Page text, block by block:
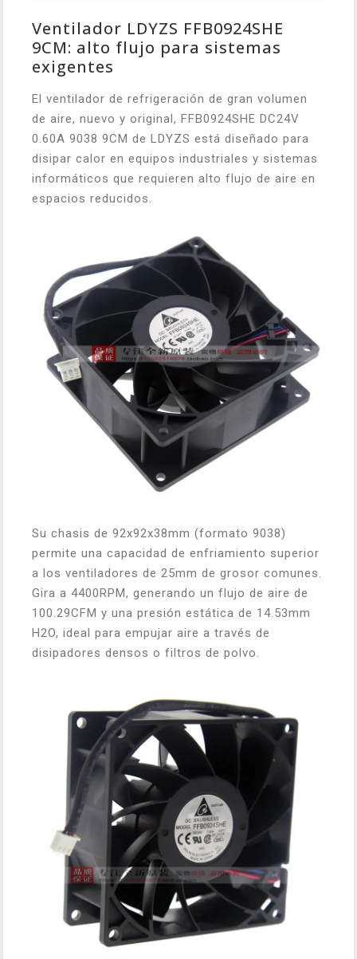
Ventilador LDYZS FFB0924SHE
9CM: alto flujo para sistemas
exigentes
El ventilador de refrigeración de gran volumen
de aire, nuevo y original, FFB0924SHE DC24V
0.60A 9038 9CM de LDYZS está diseñado para
disipar calor en equipos industriales y sistemas
informáticos que requieren alto flujo de aire en
espacios reducidos.
Su chasis de 92x92x38mm (formato 9038)
permite una capacidad de enfriamiento superior
a los ventiladores de 25mm de grosor comunes.
Gira a 4400RPM, generando un flujo de aire de
100.29CFM y una presión estática de 14.53mm
H2O, ideal para empujar aire a través de
disipadores densos o filtros de polvo.